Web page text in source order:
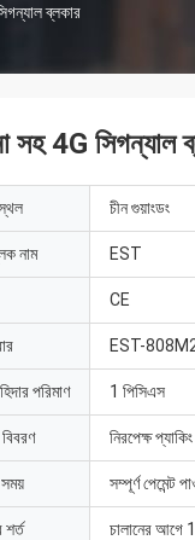
ব্লকার
সহ 4G সিগন্যাল
চীন গুয়াংডং
নাম EST
CE
EST-
পরিমাণ 1 পিসিএস
নিরপেক্ষ প্যাকিং
সময় সম্পূর্ণ পেমেন্ট
শর্ত চালানের আগে